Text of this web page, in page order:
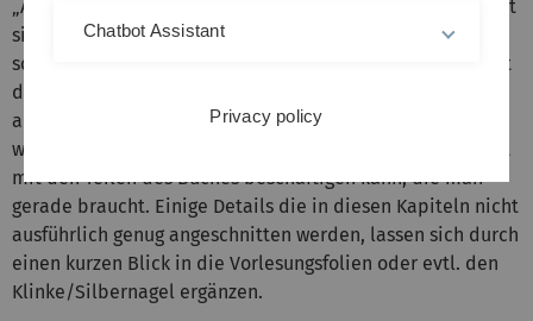
„Allgemeine Zellphysiologie“ hinzugefügt. Dies beschäftigt
sich mit zellphysiologischen Grundlagen, und ermöglicht
somit den Einstieg mit relativ wenig Vorwissen. Insgesamt
decken die ersten 3 Kapitel größtenteils die Grundlagen
ab, die für das Verständnis der weiteren Abschnitte
wichtig sind und man sich somit ohne Probleme querbeet
mit den Teilen des Buches beschäftigen kann, die man
gerade braucht. Einige Details die in diesen Kapiteln nicht
ausführlich genug angeschnitten werden, lassen sich durch
einen kurzen Blick in die Vorlesungsfolien oder evtl. den
Klinke/Silbernagel ergänzen.
Chatbot Assistant
Privacy policy